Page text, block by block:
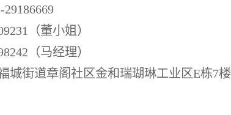
29186669
董小姐）
马经理）
城街道章阁社区金和瑞瑚琳工业区E栋7楼